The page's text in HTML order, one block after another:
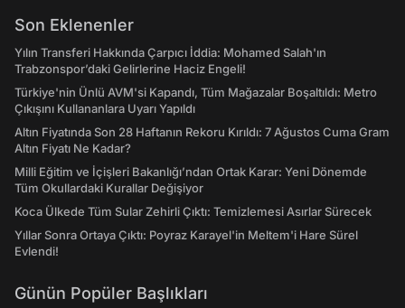
Son Eklenenler
Yılın Transferi Hakkında Çarpıcı İddia: Mohamed Salah'ın
Trabzonspor’daki Gelirlerine Haciz Engeli!
Türkiye'nin Ünlü AVM'si Kapandı, Tüm Mağazalar Boşaltıldı: Metro
Çıkışını Kullananlara Uyarı Yapıldı
Altın Fiyatında Son 28 Haftanın Rekoru Kırıldı: 7 Ağustos Cuma Gram
Altın Fiyatı Ne Kadar?
Milli Eğitim ve İçişleri Bakanlığı’ndan Ortak Karar: Yeni Dönemde
Tüm Okullardaki Kurallar Değişiyor
Koca Ülkede Tüm Sular Zehirli Çıktı: Temizlemesi Asırlar Sürecek
Yıllar Sonra Ortaya Çıktı: Poyraz Karayel'in Meltem'i Hare Sürel
Evlendi!
Günün Popüler Başlıkları